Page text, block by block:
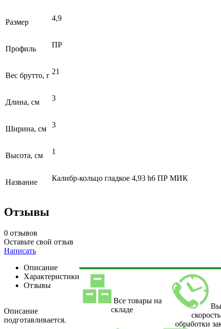
Размер 4,9
Профиль ПР
Вес брутто, г 21
Длина, см 3
Ширина, см 3
Высота, см 1
Название Калибр-кольцо гладкое 4,93 h6 ПР МИК
Отзывы
0 отзывов
Оставьте свой отзыв
Написать
Описание
Характеристики
Отзывы
Описание
подготавливается.
Все товары на
складе
скорость
обработки